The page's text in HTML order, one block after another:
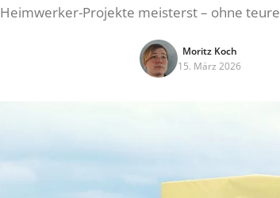
Heimwerker-Projekte meisterst – ohne
Moritz Koch
15. März 2026